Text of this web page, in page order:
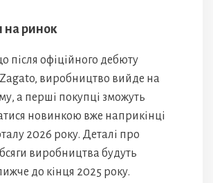
на ринок
після офіційного дебюту
виробництво вийде на
а перші покупці зможуть
новинкою вже наприкінці
2026 року. Деталі про
виробництва будуть
до кінця 2025 року.